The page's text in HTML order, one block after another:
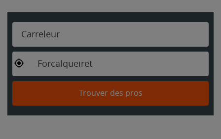
Carreleur
Forcalqueiret
Trouver des pros